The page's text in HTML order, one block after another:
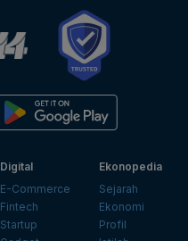
Digital
E-Commerce
Fintech
Startup
Ekonopedia
Sejarah
Ekonomi
Profil